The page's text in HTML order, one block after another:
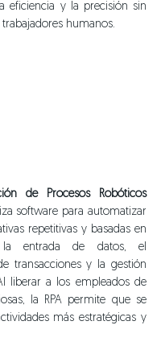
eficiencia y la precisión sin
humanos.
de Procesos Robóticos
software para automatizar
repetitivas y basadas en
la entrada de datos, el
transacciones y la gestión
liberar a los empleados de
la RPA permite que se
más estratégicas y